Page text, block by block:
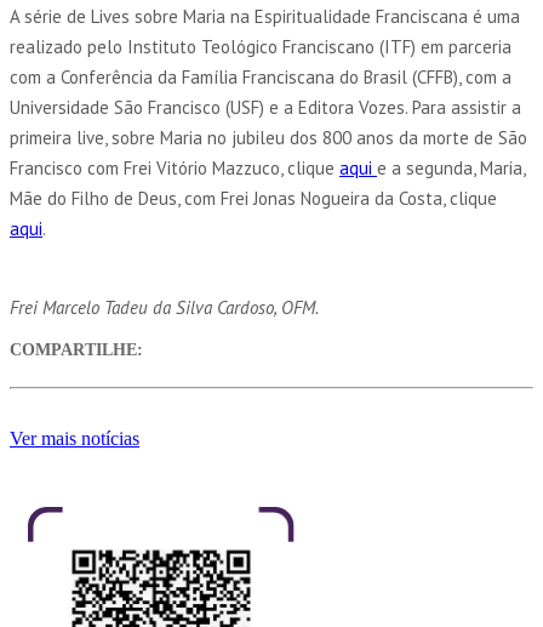
A série de Lives sobre Maria na Espiritualidade Franciscana é uma
realizado pelo Instituto Teológico Franciscano (ITF) em parceria
com a Conferência da Família Franciscana do Brasil (CFFB), com a
Universidade São Francisco (USF) e a Editora Vozes. Para assistir a
primeira live, sobre Maria no jubileu dos 800 anos da morte de São
Francisco com Frei Vitório Mazzuco, clique aqui e a segunda, Maria,
Mãe do Filho de Deus, com Frei Jonas Nogueira da Costa, clique
aqui.
Frei Marcelo Tadeu da Silva Cardoso, OFM.
COMPARTILHE:
Ver mais notícias